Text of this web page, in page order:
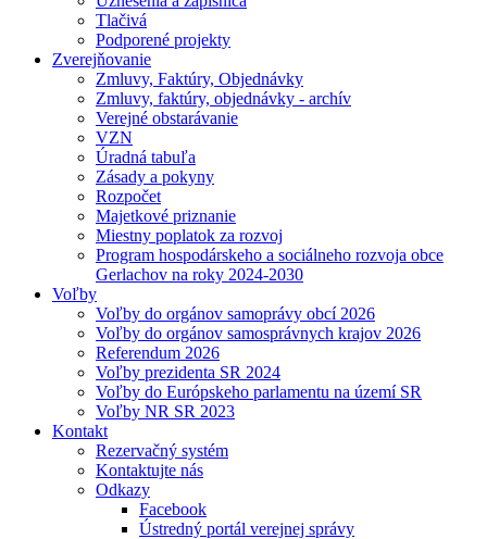
Tlačivá
Podporené projekty
Zverejňovanie
Zmluvy, Faktúry, Objednávky
Zmluvy, faktúry, objednávky - archív
Verejné obstarávanie
VZN
Úradná tabuľa
Zásady a pokyny
Rozpočet
Majetkové priznanie
Miestny poplatok za rozvoj
Program hospodárskeho a sociálneho rozvoja obce
Gerlachov na roky 2024-2030
Voľby
Voľby do orgánov samoprávy obcí 2026
Voľby do orgánov samosprávnych krajov 2026
Referendum 2026
Voľby prezidenta SR 2024
Voľby do Európskeho parlamentu na území SR
Voľby NR SR 2023
Kontakt
Rezervačný systém
Kontaktujte nás
Odkazy
Facebook
Ústredný portál verejnej správy